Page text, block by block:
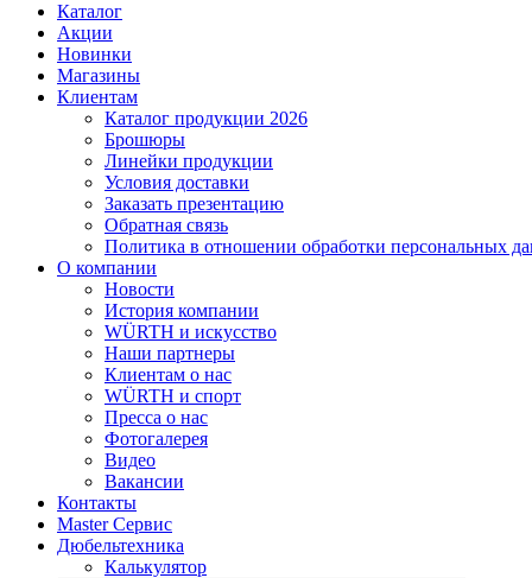
Каталог
Акции
Новинки
Магазины
Клиентам
Каталог продукции 2026
Брошюры
Линейки продукции
Условия доставки
Заказать презентацию
Обратная связь
Политика в отношении обработки персональных
О компании
Новости
История компании
WÜRTH и искусство
Наши партнеры
Клиентам о нас
WÜRTH и спорт
Пресса о нас
Фотогалерея
Видео
Вакансии
Контакты
Master Сервис
Дюбельтехника
Калькулятор